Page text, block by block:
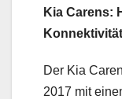
Kia Carens:
Der Kia
2017 mit